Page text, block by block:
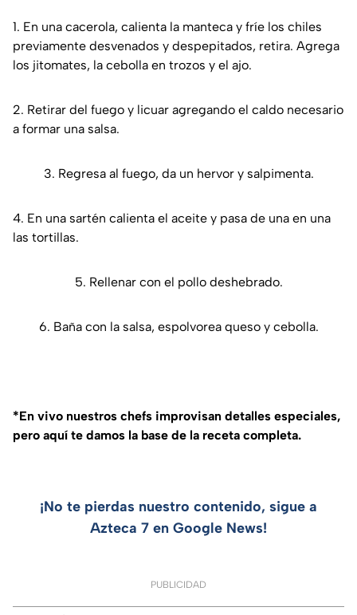
1. En una cacerola, calienta la manteca y fríe los chiles
previamente desvenados y despepitados, retira. Agrega
los jitomates, la cebolla en trozos y el ajo.
2. Retirar del fuego y licuar agregando el caldo necesario
a formar una salsa.
3. Regresa al fuego, da un hervor y salpimenta.
4. En una sartén calienta el aceite y pasa de una en una
las tortillas.
5. Rellenar con el pollo deshebrado.
6. Baña con la salsa, espolvorea queso y cebolla.
*En vivo nuestros chefs improvisan detalles especiales,
pero aquí te damos la base de la receta completa.
¡No te pierdas nuestro contenido, sigue a
Azteca 7 en Google News!
PUBLICIDAD